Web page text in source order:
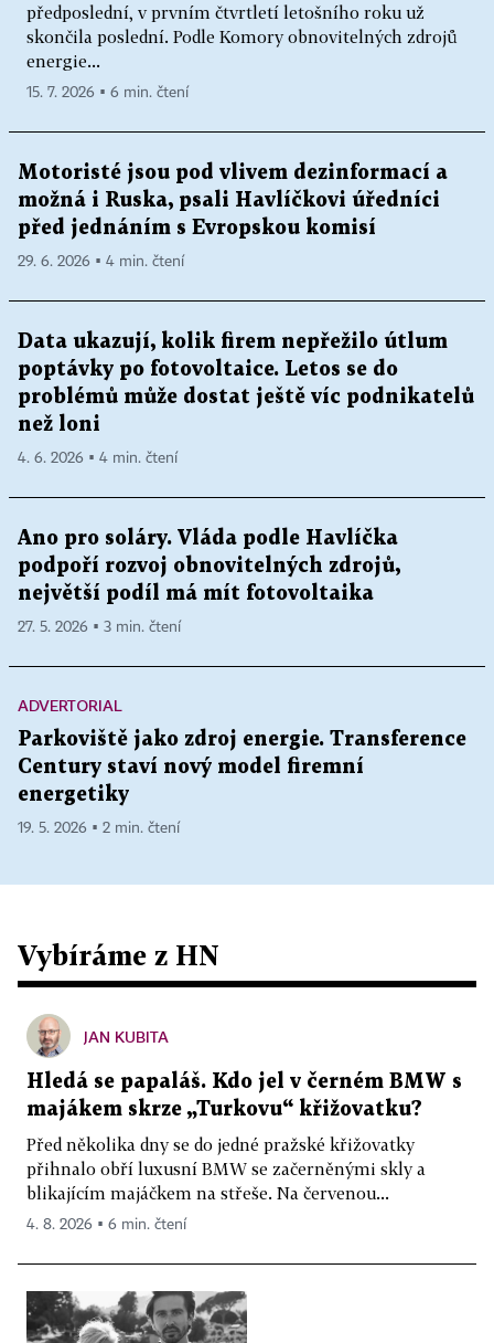
předposlední, v prvním čtvrtletí letošního roku už
skončila poslední. Podle Komory obnovitelných zdrojů
energie...
15. 7. 2026 ▪ 6 min. čtení
Motoristé jsou pod vlivem dezinformací a
možná i Ruska, psali Havlíčkovi úředníci
před jednáním s Evropskou komisí
29. 6. 2026 ▪ 4 min. čtení
Data ukazují, kolik firem nepřežilo útlum
poptávky po fotovoltaice. Letos se do
problémů může dostat ještě víc podnikatelů
než loni
4. 6. 2026 ▪ 4 min. čtení
Ano pro soláry. Vláda podle Havlíčka
podpoří rozvoj obnovitelných zdrojů,
největší podíl má mít fotovoltaika
27. 5. 2026 ▪ 3 min. čtení
ADVERTORIAL
Parkoviště jako zdroj energie. Transference
Century staví nový model firemní
energetiky
19. 5. 2026 ▪ 2 min. čtení
Vybíráme z HN
JAN KUBITA
Hledá se papaláš. Kdo jel v černém BMW s
majákem skrze „Turkovu“ křižovatku?
Před několika dny se do jedné pražské křižovatky
přihnalo obří luxusní BMW se začerněnými skly a
blikajícím majáčkem na střeše. Na červenou...
4. 8. 2026 ▪ 6 min. čtení